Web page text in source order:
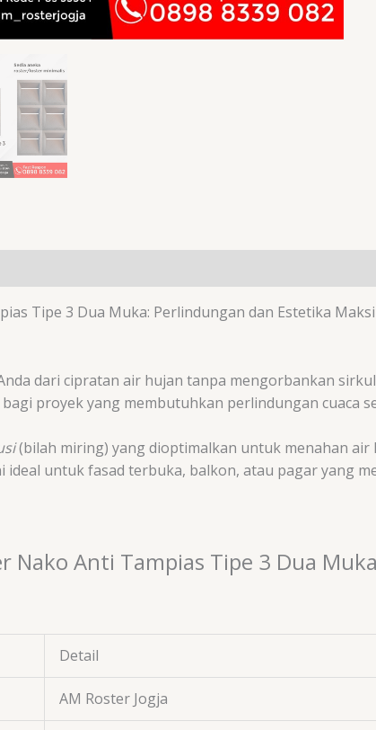
Tipe 3 Dua Muka: Perlindungan dan Estetika
dari cipratan air hujan tanpa mengorbankan
proyek yang membutuhkan perlindungan cuaca
(bilah miring) yang dioptimalkan untuk menahan air
ideal untuk fasad terbuka, balkon, atau pagar yang
Nako Anti Tampias Tipe 3 Dua Muka
Detail
AM Roster Jogja